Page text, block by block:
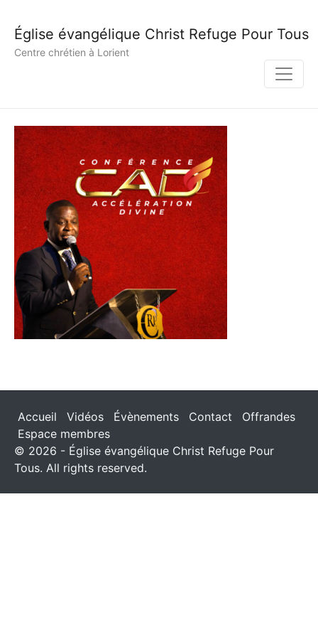
Église évangélique Christ Refuge Pour Tous
Centre chrétien à Lorient
Accueil Vidéos Évènements Contact
Offrandes
Espace membres
© 2026 - Église évangélique Christ Refuge Pour
Tous. All rights reserved.